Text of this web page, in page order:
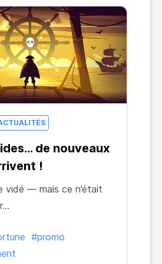
de nouveaux
!
vidé — mais ce n’était
#promo